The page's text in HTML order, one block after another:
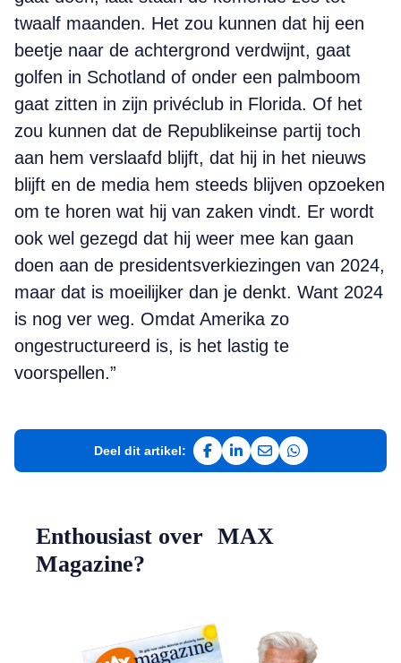
twaalf maanden. Het zou kunnen dat hij een
beetje naar de achtergrond verdwijnt, gaat
golfen in Schotland of onder een palmboom
gaat zitten in zijn privéclub in Florida. Of het
zou kunnen dat de Republikeinse partij toch
aan hem verslaafd blijft, dat hij in het nieuws
blijft en de media hem steeds blijven opzoeken
om te horen wat hij van zaken vindt. Er wordt
ook wel gezegd dat hij weer mee kan gaan
doen aan de presidentsverkiezingen van 2024,
maar dat is moeilijker dan je denkt. Want 2024
is nog ver weg. Omdat Amerika zo
ongestructureerd is, is het lastig te
voorspellen.”
Deel dit artikel:
Deel op Facebook
Deel op LinkedIn
Deel via e-mail
Deel via
Enthousiast over MAX
Magazine?